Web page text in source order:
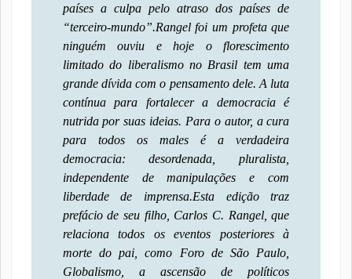
países a culpa pelo atraso dos países de
“terceiro-mundo”.Rangel foi um profeta que
ninguém ouviu e hoje o florescimento
limitado do liberalismo no Brasil tem uma
grande dívida com o pensamento dele. A luta
contínua para fortalecer a democracia é
nutrida por suas ideias. Para o autor, a cura
para todos os males é a verdadeira
democracia: desordenada, pluralista,
independente de manipulações e com
liberdade de imprensa.Esta edição traz
prefácio de seu filho, Carlos C. Rangel, que
relaciona todos os eventos posteriores à
morte do pai, como Foro de São Paulo,
Globalismo, a ascensão de políticos